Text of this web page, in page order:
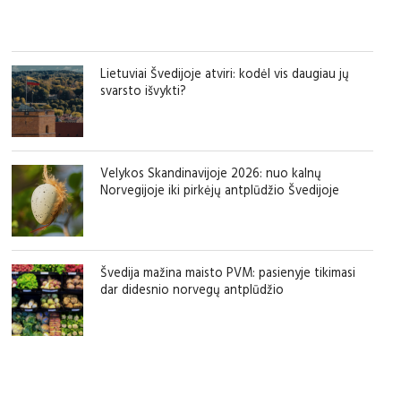
Lietuviai Švedijoje atviri: kodėl vis daugiau jų
svarsto išvykti?
Velykos Skandinavijoje 2026: nuo kalnų
Norvegijoje iki pirkėjų antplūdžio Švedijoje
Švedija mažina maisto PVM: pasienyje tikimasi
dar didesnio norvegų antplūdžio